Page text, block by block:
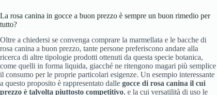
La rosa canina in gocce a buon prezzo è sempre un buon rimedio per
tutto?
Oltre a chiedersi se convenga comprare la marmellata e le bacche di
rosa canina a buon prezzo, tante persone preferiscono andare alla
ricerca di altre tipologie prodotti ottenuti da questa specie botanica,
come quelli in forma liquida, giacché ne ritengono magari più semplice
il consumo per le proprie particolari esigenze. Un esempio interessante
a questo proposito è rappresentato dalle gocce di rosa canina il cui
prezzo è talvolta piuttosto competitivo, e la cui versatilità di uso le